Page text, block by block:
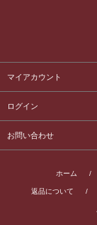
マイアカウント
ログイン
お問い合わせ
ホーム /
返品について /